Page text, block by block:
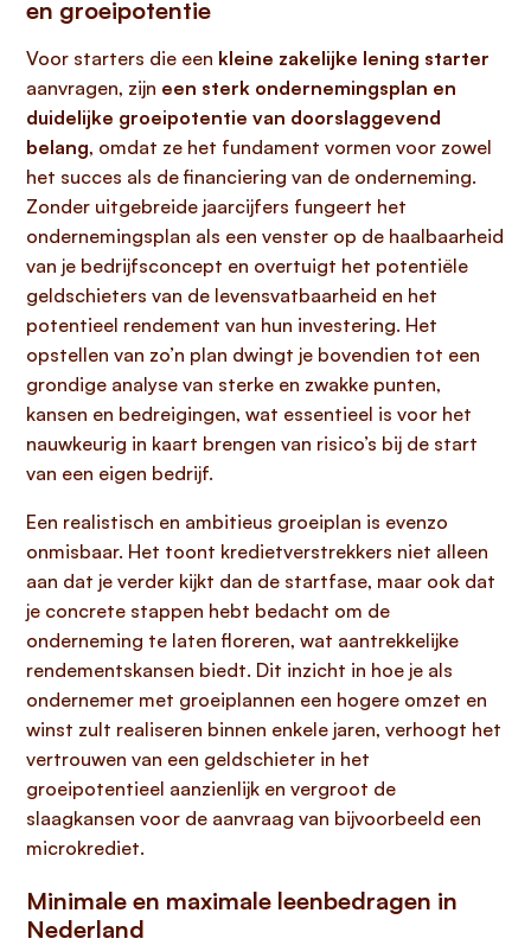
en groeipotentie
Voor starters die een kleine zakelijke lening starter
aanvragen, zijn een sterk ondernemingsplan en
duidelijke groeipotentie van doorslaggevend
belang, omdat ze het fundament vormen voor zowel
het succes als de financiering van de onderneming.
Zonder uitgebreide jaarcijfers fungeert het
ondernemingsplan als een venster op de haalbaarheid
van je bedrijfsconcept en overtuigt het potentiële
geldschieters van de levensvatbaarheid en het
potentieel rendement van hun investering. Het
opstellen van zo’n plan dwingt je bovendien tot een
grondige analyse van sterke en zwakke punten,
kansen en bedreigingen, wat essentieel is voor het
nauwkeurig in kaart brengen van risico’s bij de start
van een eigen bedrijf.
Een realistisch en ambitieus groeiplan is evenzo
onmisbaar. Het toont kredietverstrekkers niet alleen
aan dat je verder kijkt dan de startfase, maar ook dat
je concrete stappen hebt bedacht om de
onderneming te laten floreren, wat aantrekkelijke
rendementskansen biedt. Dit inzicht in hoe je als
ondernemer met groeiplannen een hogere omzet en
winst zult realiseren binnen enkele jaren, verhoogt het
vertrouwen van een geldschieter in het
groeipotentieel aanzienlijk en vergroot de
slaagkansen voor de aanvraag van bijvoorbeeld een
microkrediet.
Minimale en maximale leenbedragen in
Nederland